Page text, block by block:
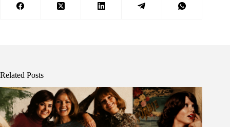
Related Posts